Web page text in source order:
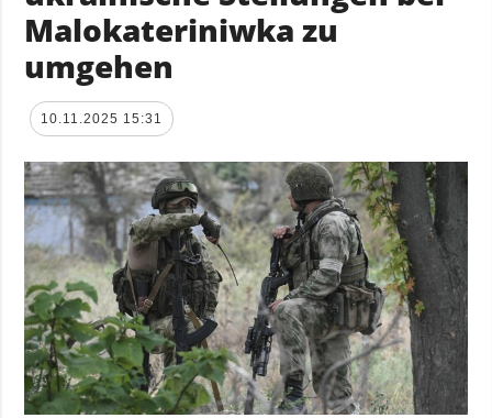
Malokateriniwka zu
umgehen
10.11.2025 15:31